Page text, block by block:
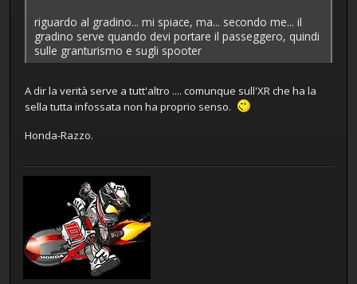
riguardo al gradino... mi spiace, ma... secondo me... il
gradino serve quando devi portare il passeggero, quindi
sulle granturismo e sugli spooter
A dir la verità serve a tutt'altro .... comunque sull'XR che ha la
sella tutta infossata non ha proprio senso.
Honda-Razzo.